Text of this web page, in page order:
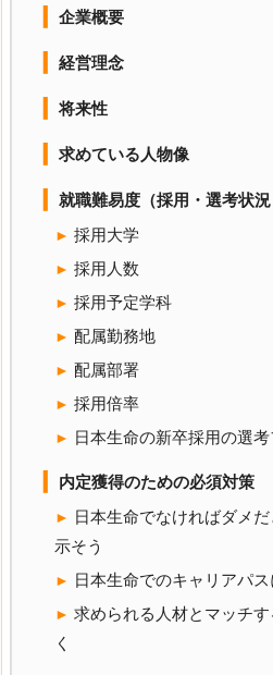
企業概要
経営理念
将来性
求めている人物像
就職難易度（採用・選考状況
採用大学
採用人数
採用予定学科
配属勤務地
配属部署
採用倍率
日本生命の新卒採用の選
内定獲得のための必須対策
日本生命でなければダメ
示そう
日本生命でのキャリアパ
求められる人材とマッチ
く